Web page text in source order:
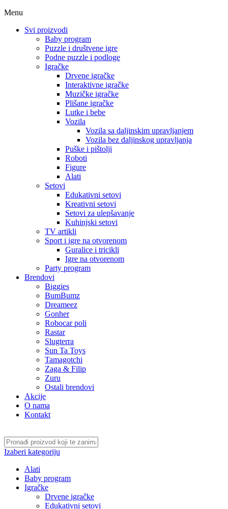
Menu
Svi proizvodi
Baby program
Puzzle i društvene igre
Podne puzzle i podloge
Igračke
Drvene igračke
Interaktivne igračke
Muzičke igračke
Plišane igračke
Lutke i bebe
Vozila
Vozila sa daljinskim upravljanjem
Vozila bez daljinskog upravljanja
Puške i pištolji
Roboti
Figure
Alati
Setovi
Edukativni setovi
Kreativni setovi
Setovi za ulepšavanje
Kuhinjski setovi
TV artikli
Sport i igre na otvorenom
Guralice i tricikli
Igre na otvorenom
Party program
Brendovi
Biggies
BumBumz
Dreameez
Gonher
Robocar poli
Rastar
Slugterra
Sun Ta Toys
Tamagotchi
Zaga & Filip
Zuru
Ostali brendovi
Akcije
O nama
Kontakt
Izaberi kategoriju
Alati
Baby program
Igračke
Drvene igračke
Edukativni setovi